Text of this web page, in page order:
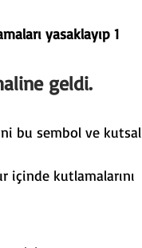
yasaklayıp 1
geldi.
bu sembol ve kutsal
içinde kutlamalarını